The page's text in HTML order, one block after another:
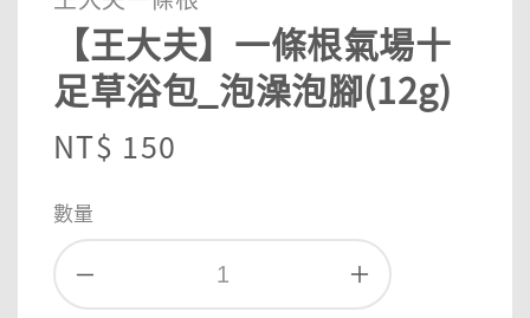
【王大夫】一條根氣場十
足草浴包_泡澡泡腳(12g)
Regular
NT$ 150
數量